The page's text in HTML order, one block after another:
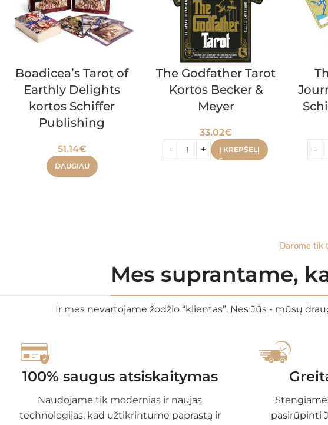
Boadicea’s Tarot of
Earthly Delights
kortos Schiffer
Publishing
51.14€
DAUGIAU
The Godfather Tarot
Kortos Becker &
Meyer
33.02€
Į KREPŠELĮ
Darome tik
Mes suprantame,
Ir mes nevartojame žodžio “klientas”. Nes Jūs - mūsų
100% saugus atsiskaitymas
Naudojame tik modernias ir naujas
technologijas, kad užtikrintume paprastą ir
pasirūpinti